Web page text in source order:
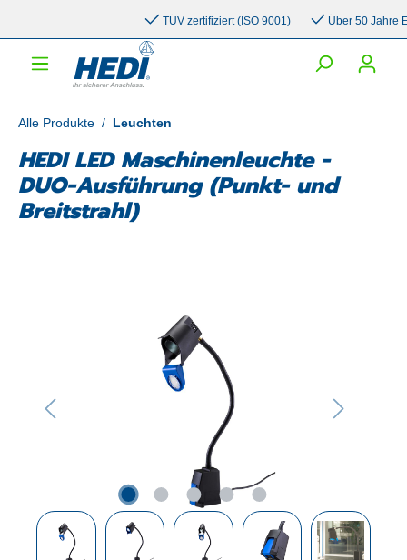
TÜV zertifiziert (ISO 9001) Über 50 Jahre
Alle Produkte / Leuchten
HEDI LED Maschinenleuchte -
DUO-Ausführung (Punkt- und
Breitstrahl)